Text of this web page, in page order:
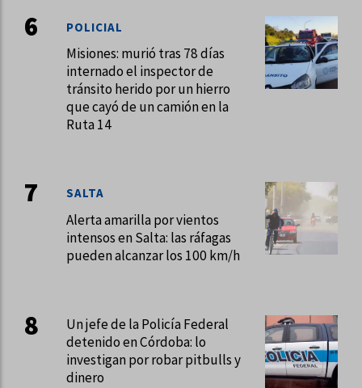
Misiones: murió tras 78 días
internado el inspector de
tránsito herido por un hierro
que cayó de un camión en la
Ruta 14
POLICIAL
Alerta amarilla por vientos
intensos en Salta: las ráfagas
pueden alcanzar los 100 km/h
SALTA
Un jefe de la Policía Federal
detenido en Córdoba: lo
investigan por robar pitbulls y
dinero